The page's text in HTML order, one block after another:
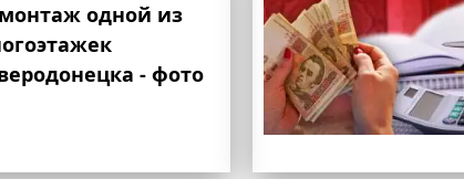
одной из
- фото